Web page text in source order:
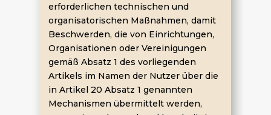
erforderlichen technischen und
organisatorischen Maßnahmen, damit
Beschwerden, die von Einrichtungen,
Organisationen oder Vereinigungen
gemäß Absatz 1 des vorliegenden
Artikels im Namen der Nutzer über die
in Artikel 20 Absatz 1 genannten
Mechanismen übermittelt werden,